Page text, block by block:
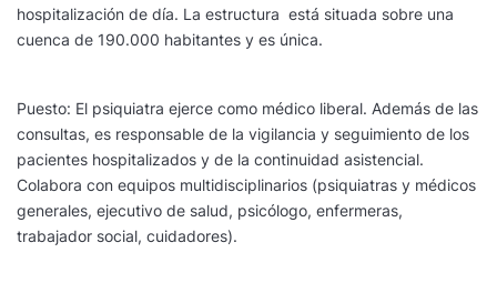
hospitalización de día. La estructura está situada sobre una
cuenca de 190.000 habitantes y es única.
Puesto: El psiquiatra ejerce como médico liberal. Además de las
consultas, es responsable de la vigilancia y seguimiento de los
pacientes hospitalizados y de la continuidad asistencial.
Colabora con equipos multidisciplinarios (psiquiatras y médicos
generales, ejecutivo de salud, psicólogo, enfermeras,
trabajador social, cuidadores).